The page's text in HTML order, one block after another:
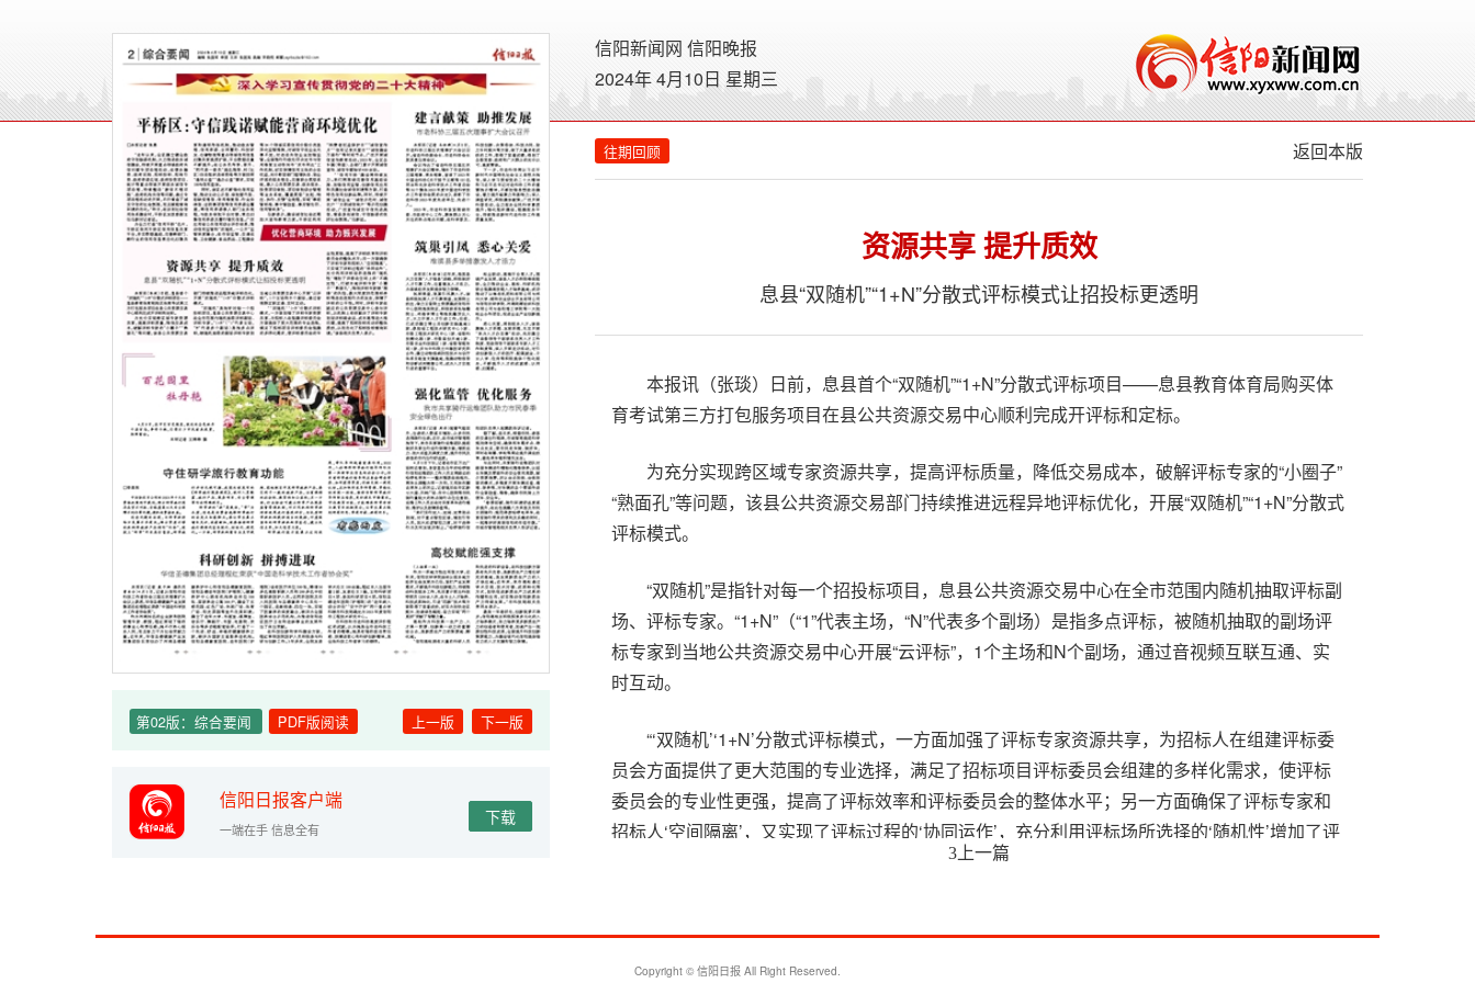
第02版：综合要闻 PDF版阅读 上一版 下一版
信阳日报客户端
一端在手 信息全有
下载
信阳新闻网 信阳晚报
2024年 4月10日 星期三
往期回顾 返回本版
资源共享 提升质效
息县“双随机”“1+N”分散式评标模式让招投标更透明
本报讯（张琰）日前，息县首个“双随机”“1+N”分散式评标项目——息县教育体育局购买体
育考试第三方打包服务项目在县公共资源交易中心顺利完成开评标和定标。
为充分实现跨区域专家资源共享，提高评标质量，降低交易成本，破解评标专家的“小圈子”
“熟面孔”等问题，该县公共资源交易部门持续推进远程异地评标优化，开展“双随机”“1+N”分散式
评标模式。
“双随机”是指针对每一个招投标项目，息县公共资源交易中心在全市范围内随机抽取评标副
场、评标专家。“1+N”（“1”代表主场，“N”代表多个副场）是指多点评标，被随机抽取的副场评
标专家到当地公共资源交易中心开展“云评标”，1个主场和N个副场，通过音视频互联互通、实
时互动。
“‘双随机’‘1+N’分散式评标模式，一方面加强了评标专家资源共享，为招标人在组建评标委
员会方面提供了更大范围的专业选择，满足了招标项目评标委员会组建的多样化需求，使评标
委员会的专业性更强，提高了评标效率和评标委员会的整体水平；另一方面确保了评标专家和
招标人‘空间隔离’，又实现了评标过程的‘协同运作’，充分利用评标场所选择的‘随机性’增加了评
委在空间上的‘不确定性’，打破本地评标专家‘小圈子’‘熟面孔’，降低评标专家被‘围猎’的风险，
3上一篇
Copyright © 信阳日报 All Right Reserved.